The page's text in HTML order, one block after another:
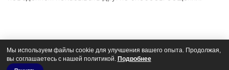
© 2019 Nikasand
Мы используем файлы cookie для улучшения вашего опыта. Продолжая,
вы соглашаетесь с нашей политикой. Подробнее